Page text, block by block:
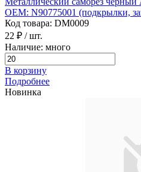
ОЕМ: N90775001 (подкрылки,
Код товара: DM0009
22 ₽ / шт.
Наличие: много
В корзину
Подробнее
Новинка